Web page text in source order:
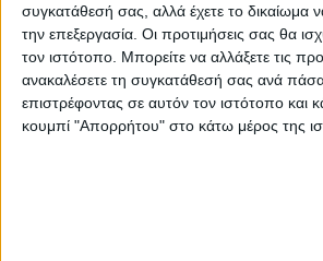
συγκατάθεσή σας, αλλά έχετε το δικαίωμα
την επεξεργασία. Οι προτιμήσεις σας θα
τον ιστότοπο. Μπορείτε να αλλάξετε τις
ανακαλέσετε τη συγκατάθεσή σας ανά
επιστρέφοντας σε αυτόν τον ιστότοπο και
κουμπί "Απορρήτου" στο κάτω μέρος της
ΠΑΟΚ Β’ – ΑΝΑΓΕΝΝΗΣΗ 2-